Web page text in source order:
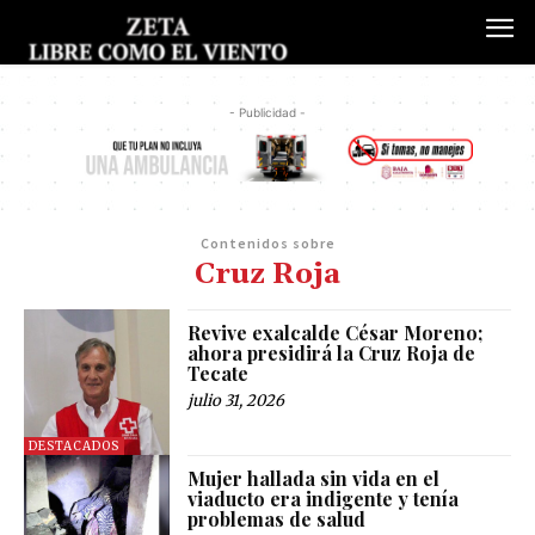
- Publicidad -
Contenidos sobre
Cruz Roja
DESTACADOS
Revive exalcalde César Moreno;
ahora presidirá la Cruz Roja de
Tecate
julio 31, 2026
Mujer hallada sin vida en el
viaducto era indigente y tenía
problemas de salud